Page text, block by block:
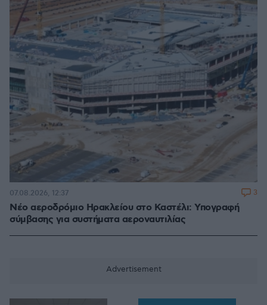
Νέο αεροδρόμιο Ηρακλείου στο Καστέλι: Υπογραφή
σύμβασης για συστήματα αεροναυτιλίας
07.08.2026, 12:37 3